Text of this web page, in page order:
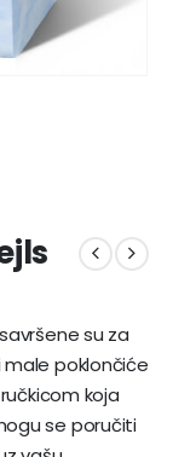
su za
poklončiće
koja
se poručiti